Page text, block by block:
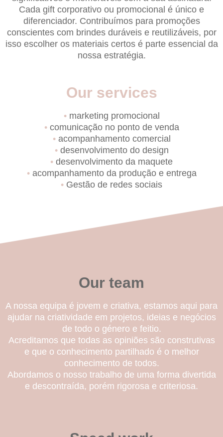
Cada gift corporativo ou promocional é único e
diferenciador. Contribuímos para promoções
conscientes com brindes duráveis e reutilizáveis, por
isso escolher os materiais certos é parte essencial da
nossa estratégia.
Our services
•marketing promocional
•comunicação no ponto de venda
•acompanhamento comercial
•desenvolvimento do design
• desenvolvimento da maquete
•acompanhamento da produção e entrega
• Gestão de redes sociais
Our team
A nossa equipa é jovem e criativa, estamos aqui para
ajudar na criatividade em projetos, ideias e negócios
de todo o género e feitio.
Acreditamos que todas as opiniões são construtivas
e que o conhecimento partilhado é o melhor
conhecimento de todos.
Abordamos o nosso trabalho de uma forma divertida
e descontraída, porém rigorosa e criteriosa.